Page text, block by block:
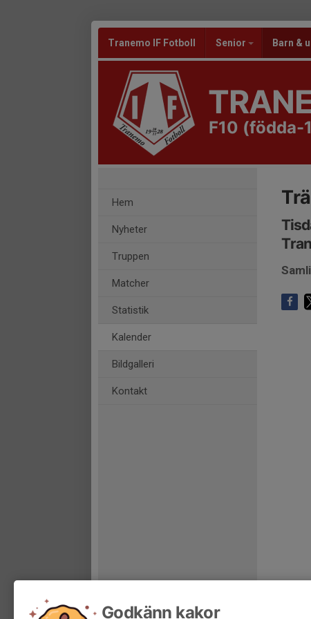
Tranemo IF Fotboll Senior Barn &
F10 (födda-
Hem
Nyheter
Truppen
Matcher
Statistik
Kalender
Bildgalleri
Kontakt
Godkänn kakor